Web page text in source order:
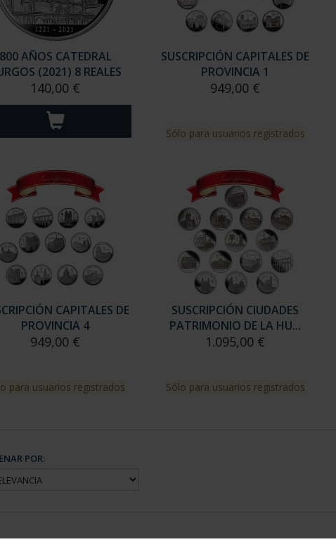
800 AÑOS CATEDRAL
(2021) 8 REALES
140,00 €
SUSCRIPCIÓN CAPITALES DE
PROVINCIA 1
949,00 €
Sólo para usuarios registrados
CAPITALES DE
PROVINCIA 4
949,00 €
para usuarios registrados
SUSCRIPCIÓN CIUDADES
PATRIMONIO DE LA HU...
1.095,00 €
Sólo para usuarios registrados
POR: